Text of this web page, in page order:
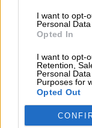
I want to opt-
Personal
Opted In
I want to opt-
Retention,
Personal
Purposes for
Opted Out